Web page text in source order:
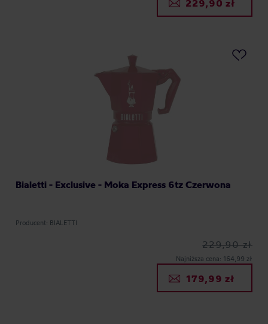
229,90 zł
Bialetti - Exclusive - Moka Express 6tz Czerwona
Producent: BIALETTI
229,90 zł
Najniższa cena: 164,99 zł
179,99 zł